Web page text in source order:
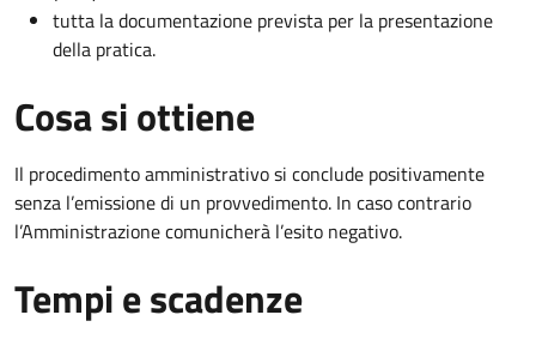
tutta la documentazione prevista per la presentazione
della pratica.
Cosa si ottiene
Il procedimento amministrativo si conclude positivamente
senza l’emissione di un provvedimento. In caso contrario
l’Amministrazione comunicherà l’esito negativo.
Tempi e scadenze